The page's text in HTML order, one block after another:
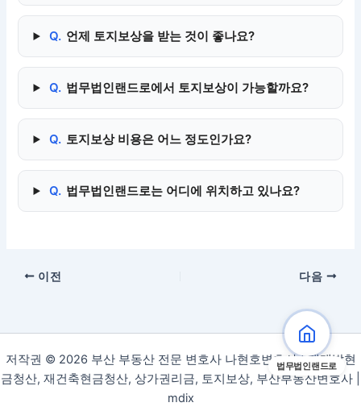
Q. 언제 토지보상을 받는 것이 좋나요?
Q. 법무법인랜드로에서 토지보상이 가능할까요?
Q. 토지보상 비용은 어느 정도인가요?
Q. 법무법인랜드로는 어디에 위치하고 있나요?
법무법인랜드로
이전 다음
저작권 © 2026 부산 부동산 전문 변호사 나현호변호사 | 재개발현
금청산, 재건축현금청산, 상가권리금, 토지보상, 부산부동산변호사 |
mdix